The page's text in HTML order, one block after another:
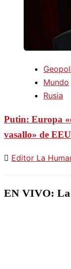
Mundo
Rusia
Putin: Europa
vasallo» de
Editor La
EN VIVO: La